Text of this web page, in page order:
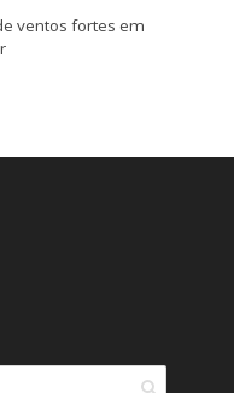
ventos fortes em